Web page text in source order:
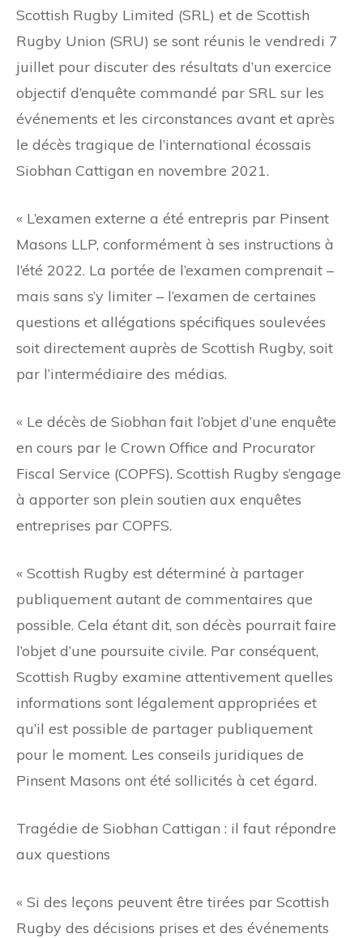
Scottish Rugby Limited (SRL) et de Scottish
Rugby Union (SRU) se sont réunis le vendredi 7
juillet pour discuter des résultats d’un exercice
objectif d’enquête commandé par SRL sur les
événements et les circonstances avant et après
le décès tragique de l’international écossais
Siobhan Cattigan en novembre 2021.
« L’examen externe a été entrepris par Pinsent
Masons LLP, conformément à ses instructions à
l’été 2022. La portée de l’examen comprenait –
mais sans s’y limiter – l’examen de certaines
questions et allégations spécifiques soulevées
soit directement auprès de Scottish Rugby, soit
par l’intermédiaire des médias.
« Le décès de Siobhan fait l’objet d’une enquête
en cours par le Crown Office and Procurator
Fiscal Service (COPFS). Scottish Rugby s’engage
à apporter son plein soutien aux enquêtes
entreprises par COPFS.
« Scottish Rugby est déterminé à partager
publiquement autant de commentaires que
possible. Cela étant dit, son décès pourrait faire
l’objet d’une poursuite civile. Par conséquent,
Scottish Rugby examine attentivement quelles
informations sont légalement appropriées et
qu’il est possible de partager publiquement
pour le moment. Les conseils juridiques de
Pinsent Masons ont été sollicités à cet égard.
Tragédie de Siobhan Cattigan : il faut répondre
aux questions
« Si des leçons peuvent être tirées par Scottish
Rugby des décisions prises et des événements